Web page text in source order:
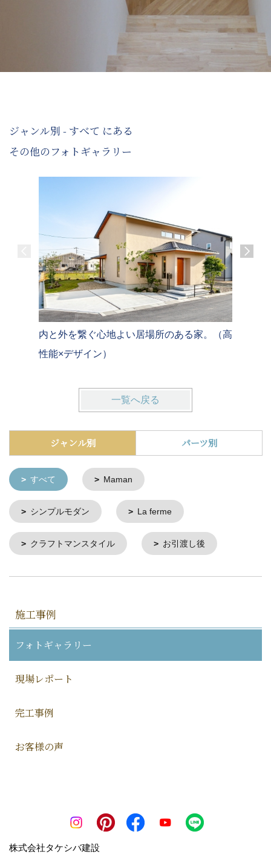
ジャンル別 - すべて にある
その他のフォトギャラリー
内と外を繋ぐ心地よい居場所のある家。（高
性能×デザイン）
一覧へ戻る
ジャンル別 パーツ別
すべて Maman
シンプルモダン La ferme
クラフトマンスタイル お引渡し後
施工事例
フォトギャラリー
現場レポート
完工事例
お客様の声
株式会社タケシバ建設